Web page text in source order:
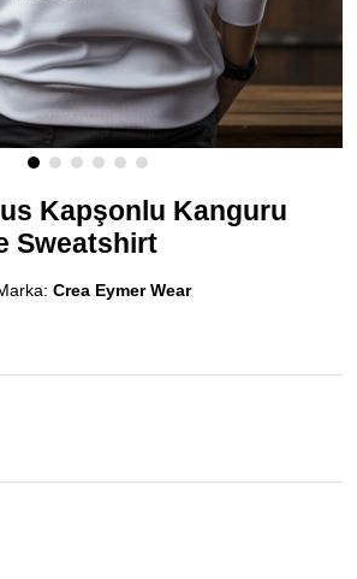
Kapşonlu Kanguru
Sweatshirt
Crea Eymer Wear